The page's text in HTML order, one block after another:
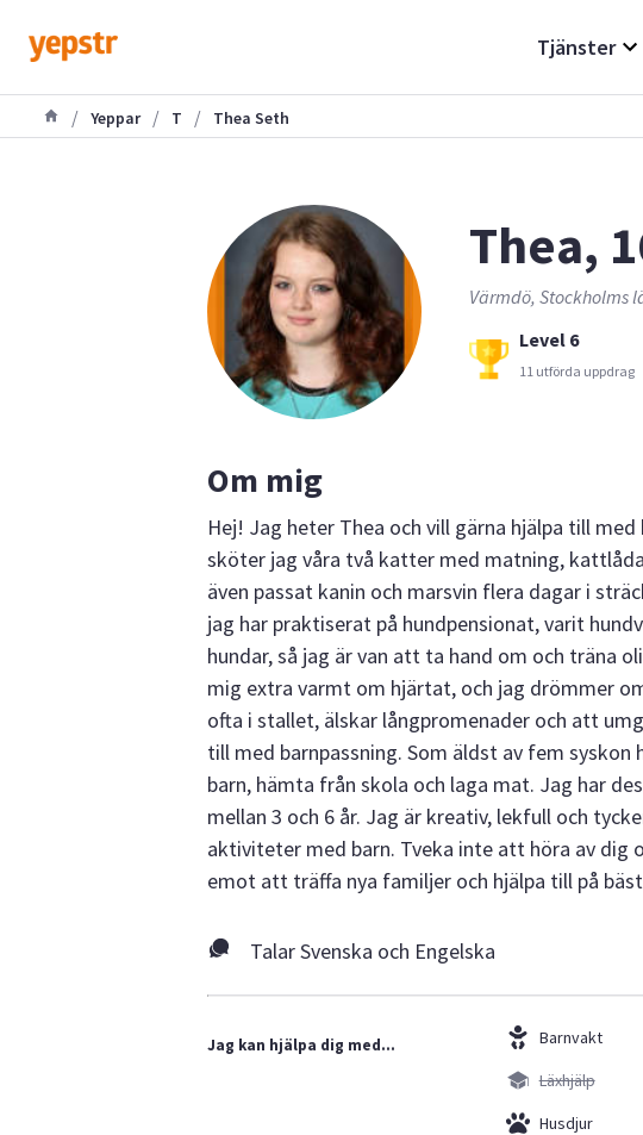
Tjänster
/ Yeppar / T / Thea Seth
Thea,
Värmdö, Stockholms
Level 6
11 utförda uppdrag
Om mig
Hej! Jag heter Thea och vill gärna hjälpa till
sköter jag våra två katter med matning,
även passat kanin och marsvin flera dagar i
jag har praktiserat på hundpensionat, varit
hundar, så jag är van att ta hand om och träna
mig extra varmt om hjärtat, och jag drömmer
ofta i stallet, älskar långpromenader och att
till med barnpassning. Som äldst av fem
barn, hämta från skola och laga mat. Jag har
mellan 3 och 6 år. Jag är kreativ, lekfull och
aktiviteter med barn. Tveka inte att höra av dig
emot att träffa nya familjer och hjälpa till på
Talar Svenska och Engelska
Jag kan hjälpa dig med...
Barnvakt
Läxhjälp
Husdjur